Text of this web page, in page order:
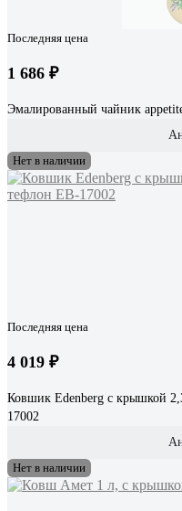
Последняя цена
1 686 ₽
Эмалированный чайник
Нет в наличии
Последняя цена
4 019 ₽
Ковшик Edenberg с крышкой
17002
Нет в наличии